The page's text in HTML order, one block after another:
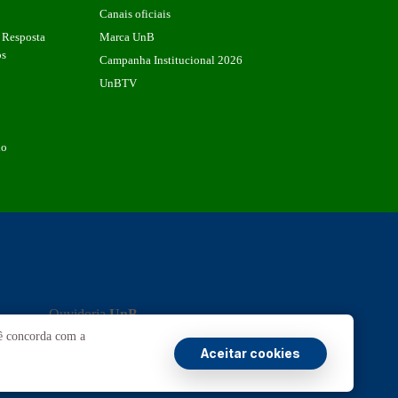
Canais oficiais
Marca UnB
Campanha Institucional 2026
UnBTV
OuvidoriaUnB
e Prestação de Contas
concorda com a
Aceitar cookies